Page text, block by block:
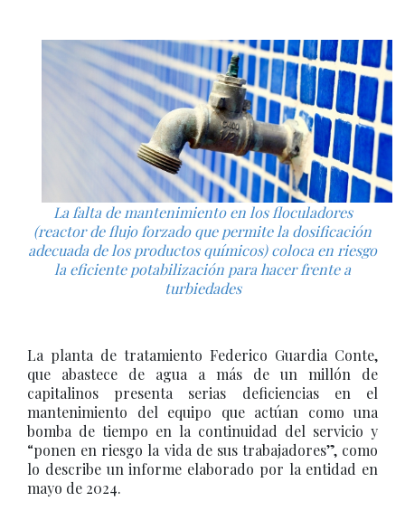
La falta de mantenimiento en los floculadores
(reactor de flujo forzado que permite la dosificación
adecuada de los productos químicos) coloca en riesgo
la eficiente potabilización para hacer frente a
turbiedades
La planta de tratamiento Federico Guardia Conte,
que abastece de agua a más de un millón de
capitalinos presenta serias deficiencias en el
mantenimiento del equipo que actúan como una
bomba de tiempo en la continuidad del servicio y
“ponen en riesgo la vida de sus trabajadores”, como
lo describe un informe elaborado por la entidad en
mayo de 2024.